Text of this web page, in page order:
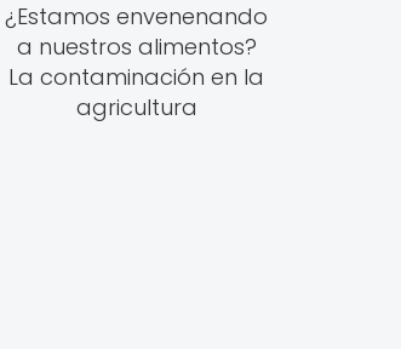
¿Estamos envenenando
a nuestros alimentos?
La contaminación en la
agricultura